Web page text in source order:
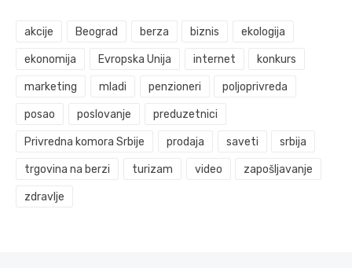
akcije Beograd berza biznis ekologija
ekonomija Evropska Unija internet konkurs
marketing mladi penzioneri poljoprivreda
posao poslovanje preduzetnici
Privredna komora Srbije prodaja saveti srbija
trgovina na berzi turizam video zapošljavanje
zdravlje